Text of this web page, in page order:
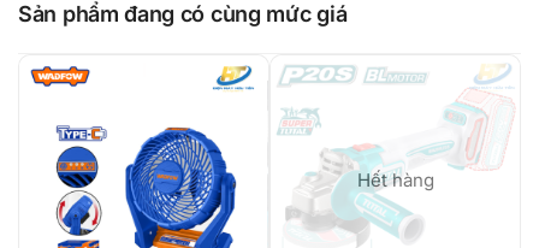
Sản phẩm đang có cùng mức giá
Hết hàng